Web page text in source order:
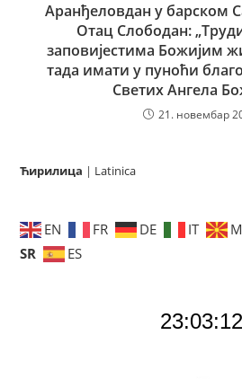
Аранђеловдан у барском
Отац Слободан:
заповијестима Божијим
тада имати у пуноћи
Светих Ангела
21. новембар
Ћирилица | Latinica
EN FR DE IT
SR
ES
23:03:13